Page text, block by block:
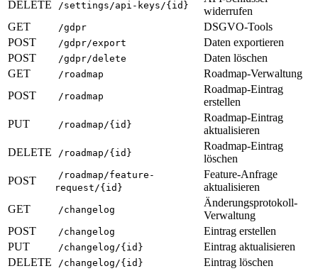
DELETE /settings/api-keys/{id}
widerrufen
GET
/gdpr
DSGVO-Tools
POST
/gdpr/export
Daten exportieren
POST
/gdpr/delete
Daten löschen
GET
/roadmap
Roadmap-Verwaltung
POST
/roadmap
Roadmap-Eintrag
erstellen
PUT
/roadmap/{id}
Roadmap-Eintrag
aktualisieren
DELETE
/roadmap/{id}
Roadmap-Eintrag
löschen
POST
/roadmap/feature-
request/{id}
Feature-Anfrage
aktualisieren
GET
/changelog
Änderungsprotokoll-
Verwaltung
POST
/changelog
Eintrag erstellen
PUT
/changelog/{id}
Eintrag aktualisieren
DELETE
/changelog/{id}
Eintrag löschen